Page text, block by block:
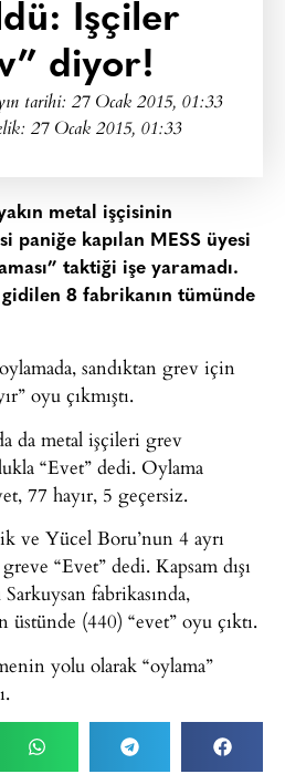
İşçiler
diyor!
tarihi: 27 Ocak 2015, 01:33
27 Ocak 2015, 01:33
metal işçisinin
paniğe kapılan MESS üyesi
taktiği işe yaramadı.
gidilen 8 fabrikanın tümünde
sandıktan grev için
oyu çıkmıştı.
da metal işçileri grev
“Evet” dedi. Oylama
77 hayır, 5 geçersiz.
ve Yücel Boru’nun 4 ayrı
“Evet” dedi. Kapsam dışı
fabrikasında,
üstünde (440) “evet” oyu çıktı.
yolu olarak “oylama”